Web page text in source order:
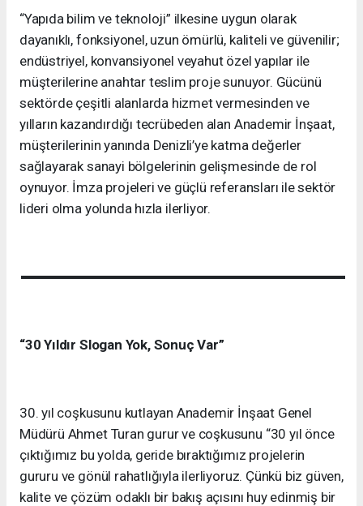
“Yapıda bilim ve teknoloji” ilkesine uygun olarak
dayanıklı, fonksiyonel, uzun ömürlü, kaliteli ve güvenilir;
endüstriyel, konvansiyonel veyahut özel yapılar ile
müşterilerine anahtar teslim proje sunuyor. Gücünü
sektörde çeşitli alanlarda hizmet vermesinden ve
yılların kazandırdığı tecrübeden alan Anademir İnşaat,
müşterilerinin yanında Denizli’ye katma değerler
sağlayarak sanayi bölgelerinin gelişmesinde de rol
oynuyor. İmza projeleri ve güçlü referansları ile sektör
lideri olma yolunda hızla ilerliyor.
“30 Yıldır Slogan Yok, Sonuç Var”
30. yıl coşkusunu kutlayan Anademir İnşaat Genel
Müdürü Ahmet Turan gurur ve coşkusunu “30 yıl önce
çıktığımız bu yolda, geride bıraktığımız projelerin
gururu ve gönül rahatlığıyla ilerliyoruz. Çünkü biz güven,
kalite ve çözüm odaklı bir bakış açısını huy edinmiş bir